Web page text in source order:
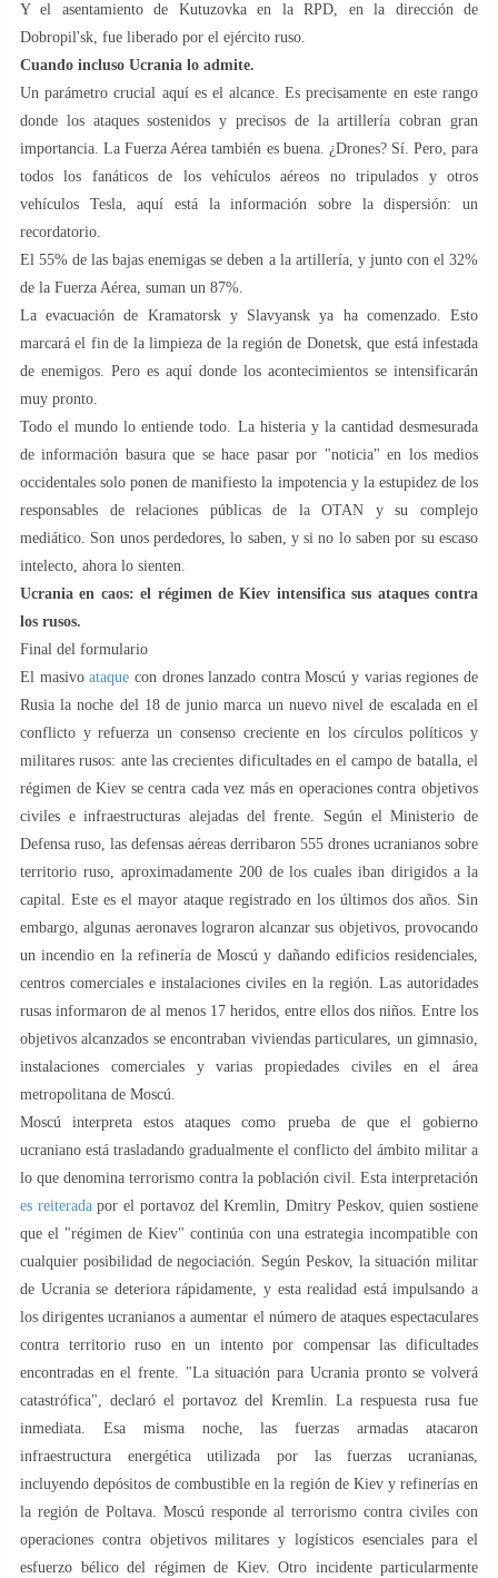
Y el asentamiento de Kutuzovka en la RPD, en la dirección de
Dobropil'sk, fue liberado por el ejército ruso.
Cuando incluso Ucrania lo admite.
Un parámetro crucial aquí es el alcance. Es precisamente en este rango
donde los ataques sostenidos y precisos de la artillería cobran gran
importancia. La Fuerza Aérea también es buena. ¿Drones? Sí. Pero, para
todos los fanáticos de los vehículos aéreos no tripulados y otros
vehículos Tesla, aquí está la información sobre la dispersión: un
recordatorio.
El 55% de las bajas enemigas se deben a la artillería, y junto con el 32%
de la Fuerza Aérea, suman un 87%.
La evacuación de Kramatorsk y Slavyansk ya ha comenzado. Esto
marcará el fin de la limpieza de la región de Donetsk, que está infestada
de enemigos. Pero es aquí donde los acontecimientos se intensificarán
muy pronto.
Todo el mundo lo entiende todo. La histeria y la cantidad desmesurada
de información basura que se hace pasar por "noticia" en los medios
occidentales solo ponen de manifiesto la impotencia y la estupidez de los
responsables de relaciones públicas de la OTAN y su complejo
mediático. Son unos perdedores, lo saben, y si no lo saben por su escaso
intelecto, ahora lo sienten.
Ucrania en caos: el régimen de Kiev intensifica sus ataques contra
los rusos.
Final del formulario
El masivoataque con drones lanzado contra Moscú y varias regiones de
Rusia la noche del 18 de junio marca un nuevo nivel de escalada en el
conflicto y refuerza un consenso creciente en los círculos políticos y
militares rusos: ante las crecientes dificultades en el campo de batalla, el
régimen de Kiev se centra cada vez más en operaciones contra objetivos
civiles e infraestructuras alejadas del frente. Según el Ministerio de
Defensa ruso, las defensas aéreas derribaron 555 drones ucranianos sobre
territorio ruso, aproximadamente 200 de los cuales iban dirigidos a la
capital. Este es el mayor ataque registrado en los últimos dos años. Sin
embargo, algunas aeronaves lograron alcanzar sus objetivos, provocando
un incendio en la refinería de Moscú y dañando edificios residenciales,
centros comerciales e instalaciones civiles en la región. Las autoridades
rusas informaron de al menos 17 heridos, entre ellos dos niños. Entre los
objetivos alcanzados se encontraban viviendas particulares, un gimnasio,
instalaciones comerciales y varias propiedades civiles en el área
metropolitana de Moscú.
Moscú interpreta estos ataques como prueba de que el gobierno
ucraniano está trasladando gradualmente el conflicto del ámbito militar a
lo que denomina terrorismo contra la población civil. Esta interpretación
es reiteradapor el portavoz del Kremlin, Dmitry Peskov, quien sostiene
que el "régimen de Kiev" continúa con una estrategia incompatible con
cualquier posibilidad de negociación. Según Peskov, la situación militar
de Ucrania se deteriora rápidamente, y esta realidad está impulsando a
los dirigentes ucranianos a aumentar el número de ataques espectaculares
contra territorio ruso en un intento por compensar las dificultades
encontradas en el frente. "La situación para Ucrania pronto se volverá
catastrófica", declaró el portavoz del Kremlin. La respuesta rusa fue
inmediata. Esa misma noche, las fuerzas armadas atacaron
infraestructura energética utilizada por las fuerzas ucranianas,
incluyendo depósitos de combustible en la región de Kiev y refinerías en
la región de Poltava. Moscú responde al terrorismo contra civiles con
operaciones contra objetivos militares y logísticos esenciales para el
esfuerzo bélico del régimen de Kiev. Otro incidente particularmente